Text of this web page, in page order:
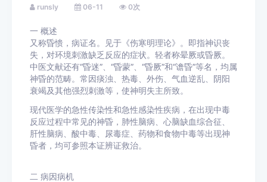
runsly 06-11 0次
一 概述
又称昏愦，病证名。见于《伤寒明理论》。即指神识丧
失，对环境刺激缺乏反应的症状。轻者称晕厥或昏厥。
中医文献还有“昏迷”、“昏蒙”、“昏厥”和“谵昏”等名，均属
神昏的范畴。常因痰浊、热毒、外伤、气血逆乱、阴阳
衰竭及其他强烈刺激等，使神明失主所致。
现代医学的急性传染性和急性感染性疾病，在出现中毒
反应过程中常见的神昏，肺性脑病、心脑缺血综合征、
肝性脑病、酸中毒、尿毒症、药物和食物中毒等出现神
昏者，均可参照本证辨证救治。
二 病因病机